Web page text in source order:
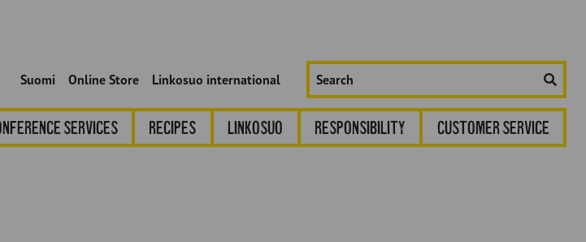
Suomi Online Store Linkosuo international
Hae
sivustolta:
services Recipes Linkosuo Responsibility Customer service